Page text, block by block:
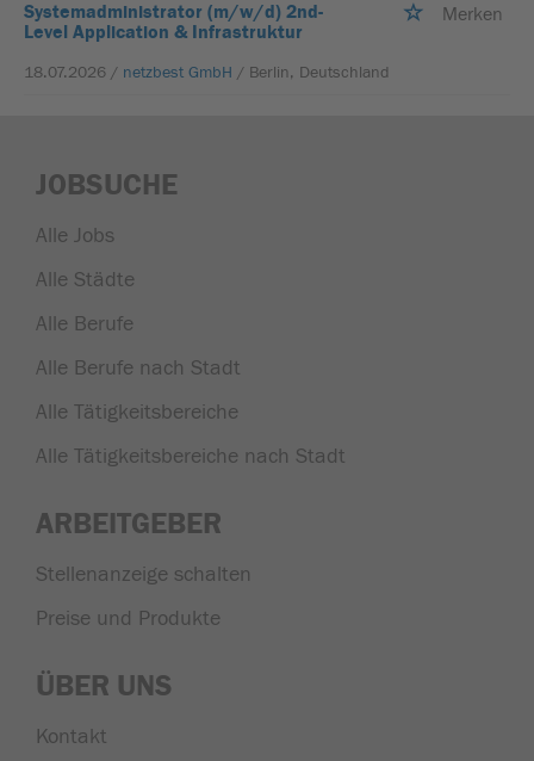
Systemadministrator (m/w/d) 2nd-
Level Application & Infrastruktur
Merken
18.07.2026 / netzbest GmbH / Berlin, Deutschland
JOBSUCHE
Alle Jobs
Alle Städte
Alle Berufe
Alle Berufe nach Stadt
Alle Tätigkeitsbereiche
Alle Tätigkeitsbereiche nach Stadt
ARBEITGEBER
Stellenanzeige schalten
Preise und Produkte
ÜBER UNS
Kontakt